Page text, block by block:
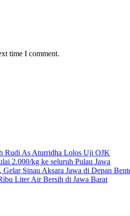
time I comment.
Rudi As Aturridha Lolos Uji OJK
2.000/kg ke seluruh Pulau Jawa
Sinau Aksara Jawa di Depan
Liter Air Bersih di Jawa Barat